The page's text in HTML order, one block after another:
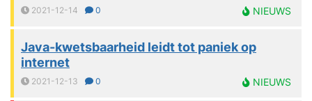
2021-12-14 0 NIEUWS
Java-kwetsbaarheid leidt tot paniek op
internet
2021-12-13 0 NIEUWS